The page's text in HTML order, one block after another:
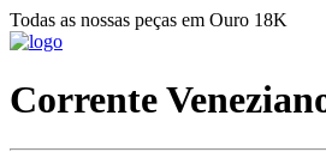
Todas as nossas peças em Ouro 18K
Corrente